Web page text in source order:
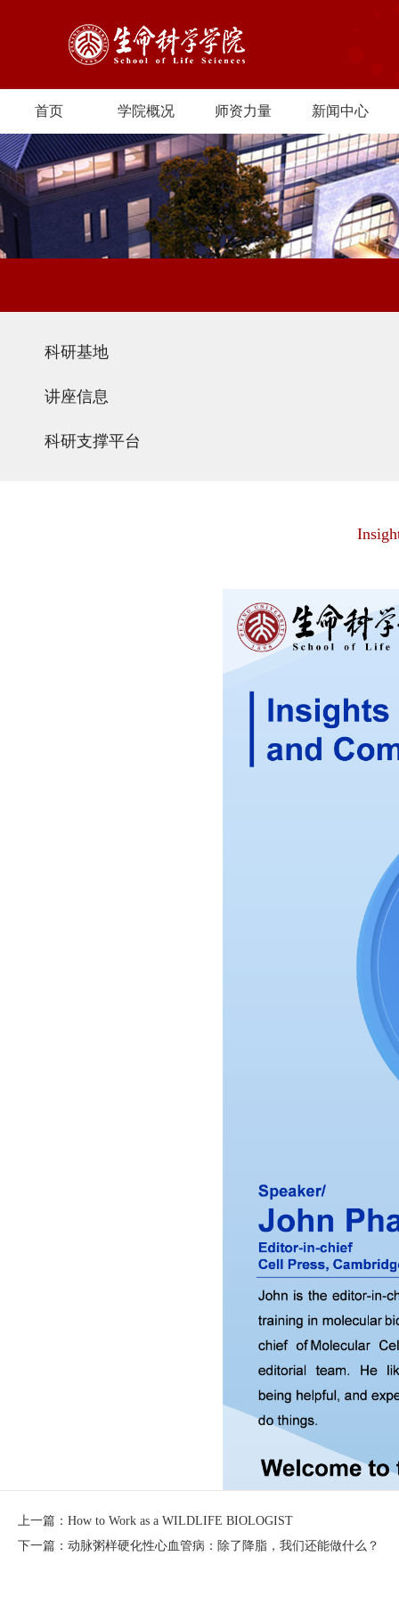
首页 学院概况 师资力量 新闻中心
科研基地
讲座信息
科研支撑平台
上一篇：How to Work as a WILDLIFE BIOLOGIST
下一篇：动脉粥样硬化性心血管病：除了降脂，我们还能做什么？